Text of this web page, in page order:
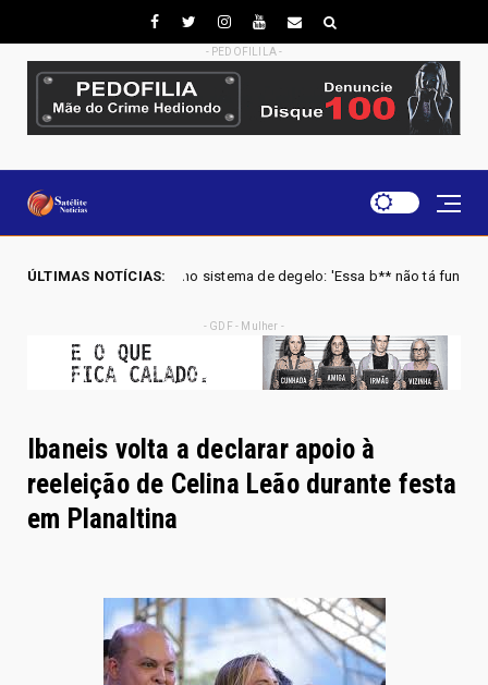
- PEDOFILILA -
ÚLTIMAS NOTÍCIAS:
sistema de degelo: 'Essa b** não tá funcionando' Brasil
- GDF - Mulher -
Ibaneis volta a declarar apoio à
reeleição de Celina Leão durante festa
em Planaltina